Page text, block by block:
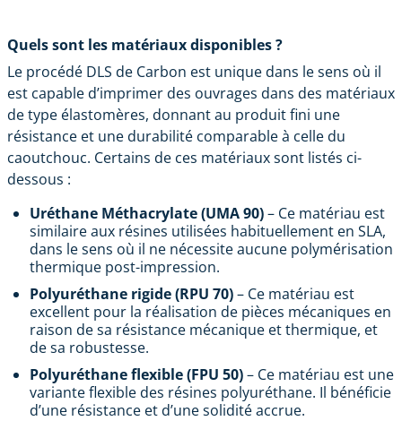
Quels sont les matériaux disponibles ?
Le procédé DLS de Carbon est unique dans le sens où il
est capable d’imprimer des ouvrages dans des matériaux
de type élastomères, donnant au produit fini une
résistance et une durabilité comparable à celle du
caoutchouc. Certains de ces matériaux sont listés ci-
dessous :
Uréthane Méthacrylate (UMA 90)– Ce matériau est
similaire aux résines utilisées habituellement en SLA,
dans le sens où il ne nécessite aucune polymérisation
thermique post-impression.
Polyuréthane rigide (RPU 70)– Ce matériau est
excellent pour la réalisation de pièces mécaniques en
raison de sa résistance mécanique et thermique, et
de sa robustesse.
Polyuréthane flexible (FPU 50)– Ce matériau est une
variante flexible des résines polyuréthane. Il bénéficie
d’une résistance et d’une solidité accrue.